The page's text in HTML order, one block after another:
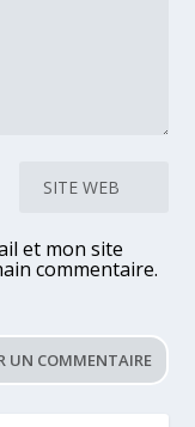
et mon site
commentaire.